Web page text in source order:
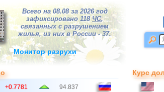
Всего на 08.08 за 2026 год
зафиксировано 118ЧС,
связанных с разрушением
жилья, из них в России - 37.
Монитор разрухи
+0.7781 94.837
Курс